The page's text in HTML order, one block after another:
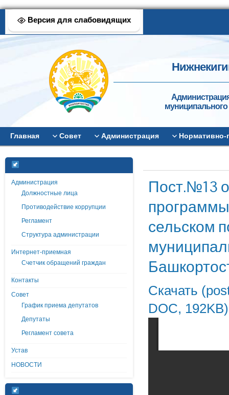
Версия для слабовидящих
муниципального
Главная Совет Администрация
Администрация
Должностные лица
Противодействие коррупции
Регламент
Структура администрации
Интернет-приемная
Счетчик обращений граждан
Контакты
Совет
График приема депутатов
Депутаты
Регламент совета
Устав
НОВОСТИ
Пост.№13
сельском
Скачать
DOC, 192KB)